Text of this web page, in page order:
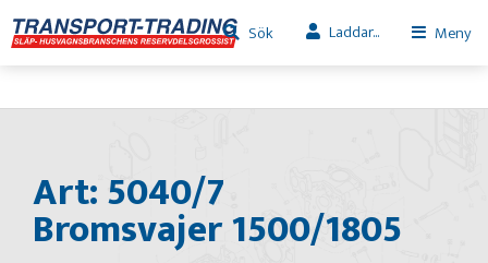
Sök Laddar... Meny
Art: 5040/7
Bromsvajer 1500/1805